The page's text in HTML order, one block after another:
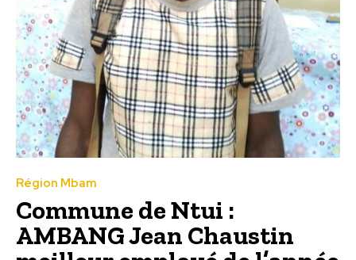
Région Mbam
Commune de Ntui :
AMBANG Jean Chaustin